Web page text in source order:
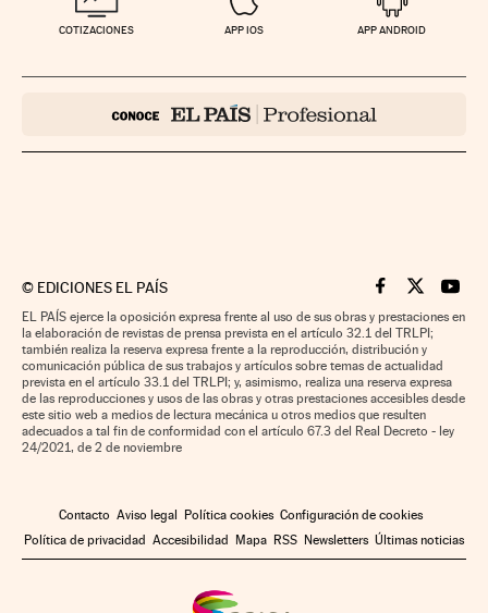
COTIZACIONES APP IOS APP ANDROID
© EDICIONES EL PAÍS Cinco Días en
Cinco Días
Cinco
EL PAÍS ejerce la oposición expresa frente al uso de sus obras y prestaciones en
la elaboración de revistas de prensa prevista en el artículo 32.1 del TRLPI;
también realiza la reserva expresa frente a la reproducción, distribución y
comunicación pública de sus trabajos y artículos sobre temas de actualidad
prevista en el artículo 33.1 del TRLPI; y, asimismo, realiza una reserva expresa
de las reproducciones y usos de las obras y otras prestaciones accesibles desde
este sitio web a medios de lectura mecánica u otros medios que resulten
adecuados a tal fin de conformidad con el artículo 67.3 del Real Decreto - ley
24/2021, de 2 de noviembre
Contacto Aviso legal Política cookies Configuración de cookies
Política de privacidad Accesibilidad Mapa RSS Newsletters Últimas noticias